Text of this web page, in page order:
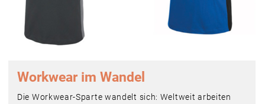
Workwear im Wandel
Die Workwear-Sparte wandelt sich: Weltweit arbeiten